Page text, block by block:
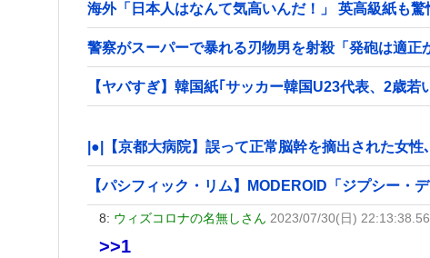
海外「日本人はなんて気高いんだ！」 英高級紙も
警察がスーパーで暴れる刃物男を射殺「発砲は適正
【ヤバすぎ】韓国紙｢サッカー韓国U23代表、2歳若
|●|【京都大病院】誤って正常脳幹を摘出された女
【パシフィック・リム】MODEROID「ジプシー・
8: ウィズコロナの名無しさん 2023/07/30(日)
>>1